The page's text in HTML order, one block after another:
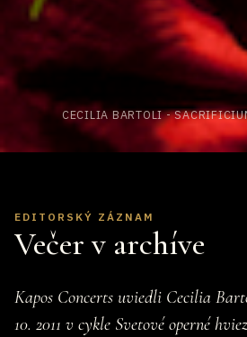
CECILIA BARTOLI -
EDITORSKÝ ZÁZNAM
Večer v archíve
Kapos Concerts uviedli Cecilia
10. 2011 v cykle Svetové operné